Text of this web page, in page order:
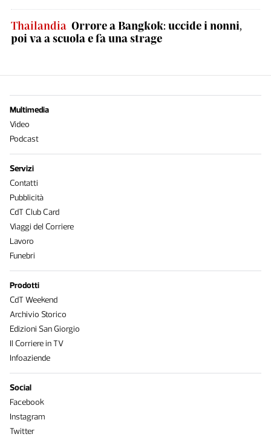
Thailandia Orrore a Bangkok: uccide i nonni,
poi va a scuola e fa una strage
Multimedia
Video
Podcast
Servizi
Contatti
Pubblicità
CdT Club Card
Viaggi del Corriere
Lavoro
Funebri
Prodotti
CdT Weekend
Archivio Storico
Edizioni San Giorgio
Il Corriere in TV
Infoaziende
Social
Facebook
Instagram
Twitter